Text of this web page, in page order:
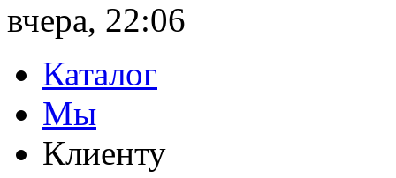
вчера, 22:06
Каталог
Мы
Клиенту